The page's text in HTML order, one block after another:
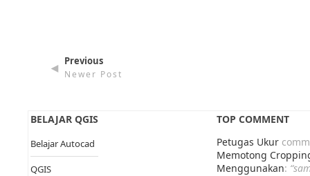
◄ Previous
Newer Post
BELAJAR QGIS
Belajar Autocad
QGIS
TOP COMMENT
Petugas Ukur
Memotong
Menggunakan: